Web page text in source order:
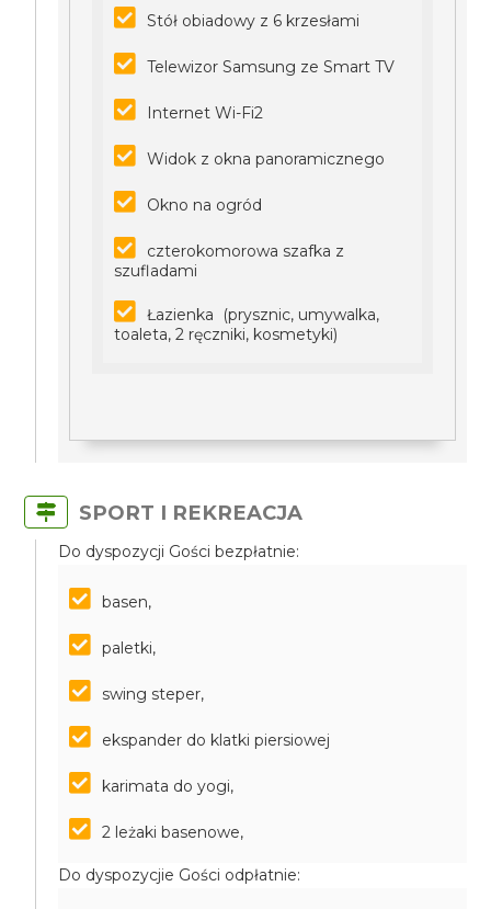
Stół obiadowy z 6 krzesłami
Telewizor Samsung ze Smart TV
Internet Wi-Fi2
Widok z okna panoramicznego
Okno na ogród
czterokomorowa szafka z
szufladami
Łazienka (prysznic, umywalka,
toaleta, 2 ręczniki, kosmetyki)
SPORT I REKREACJA
Do dyspozycji Gości bezpłatnie:
basen,
paletki,
swing steper,
ekspander do klatki piersiowej
karimata do yogi,
2 leżaki basenowe,
Do dyspozycjie Gości odpłatnie: